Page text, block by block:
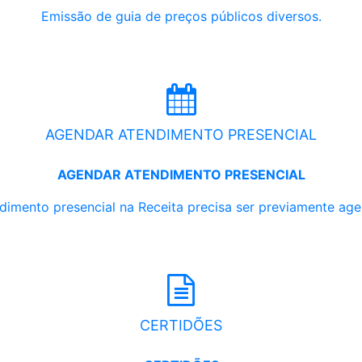
Emissão de guia de preços públicos diversos.
AGENDAR ATENDIMENTO PRESENCIAL
AGENDAR ATENDIMENTO PRESENCIAL
presencial na Receita precisa ser previamente
CERTIDÕES